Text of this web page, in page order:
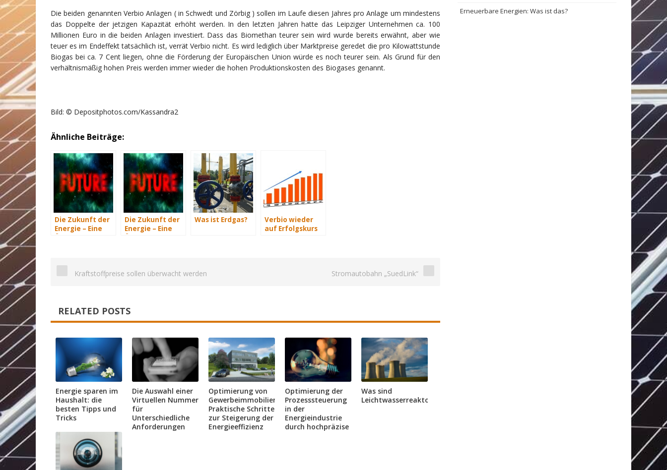
Die beiden genannten Verbio Anlagen ( in Schwedt und Zörbig ) sollen im Laufe diesen Jahres pro Anlage um mindestens
das Doppelte der jetzigen Kapazität erhöht werden. In den letzten Jahren hatte das Leipziger Unternehmen ca. 100
Millionen Euro in die beiden Anlagen investiert. Dass das Biomethan teurer sein wird wurde bereits erwähnt, aber wie
teuer es im Endeffekt tatsächlich ist, verrät Verbio nicht. Es wird lediglich über Marktpreise geredet die pro Kilowattstunde
Biogas bei ca. 7 Cent liegen, ohne die Förderung der Europäischen Union würde es noch teurer sein. Als Grund für den
verhältnismäßig hohen Preis werden immer wieder die hohen Produktionskosten des Biogases genannt.
Bild: © Depositphotos.com/Kassandra2
Ähnliche Beiträge:
Die Zukunft der
Energie – Eine
Die Zukunft der
Energie – Eine
Was ist Erdgas?
Verbio wieder
auf Erfolgskurs
Kraftstoffpreise sollen überwacht werden Stromautobahn „SuedLink“
RELATED POSTS
Energie sparen im
Haushalt: die
besten Tipps und
Tricks
Die Auswahl einer
Virtuellen Nummer
für
Unterschiedliche
Anforderungen
Optimierung von
Gewerbeimmobilien:
Praktische Schritte
zur Steigerung der
Energieeffizienz
Optimierung der
Prozesssteuerung
in der
Energieindustrie
durch hochpräzise
Was sind
Leichtwasserreaktoren?
Erneuerbare Energien: Was ist das?